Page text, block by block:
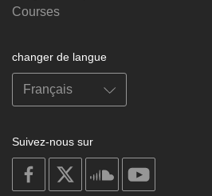
Courses
changer de langue
Suivez-nous sur
on
facebook
soundcloud